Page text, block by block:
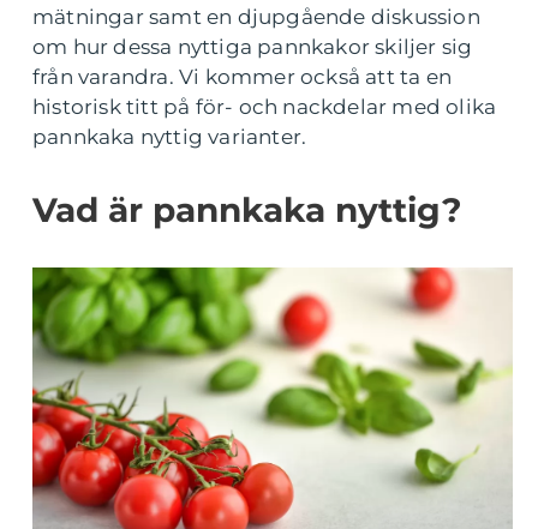
mätningar samt en djupgående diskussion
om hur dessa nyttiga pannkakor skiljer sig
från varandra. Vi kommer också att ta en
historisk titt på för- och nackdelar med olika
pannkaka nyttig varianter.
Vad är pannkaka nyttig?